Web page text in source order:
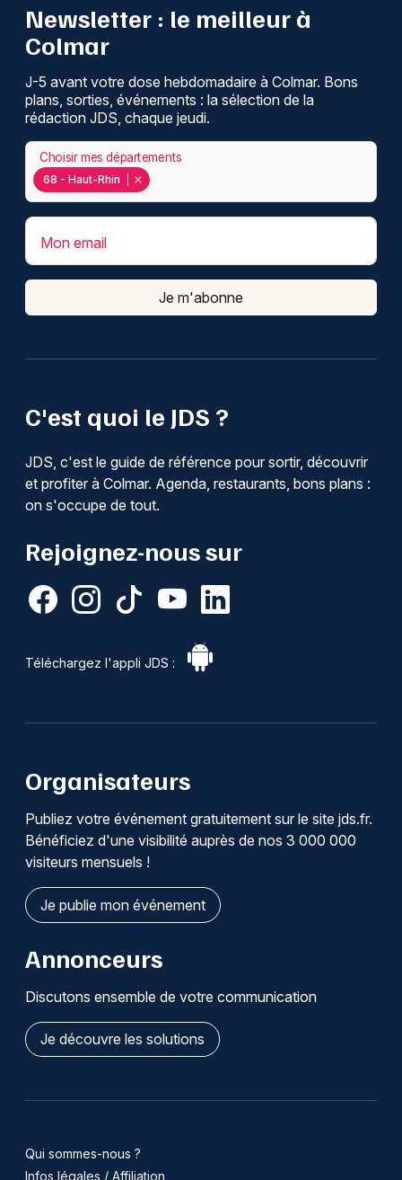
C'est quoi le JDS ?
JDS, c'est le guide de référence pour sortir, découvrir
et profiter à Colmar. Agenda, restaurants, bons plans :
on s'occupe de tout.
Rejoignez-nous sur
Téléchargez l'appli JDS :
Newsletter : le meilleur à
Colmar
J-5 avant votre dose hebdomadaire à Colmar. Bons
plans, sorties, événements : la sélection de la
rédaction JDS, chaque jeudi.
68 - Haut-Rhin
Choisir mes départements
Mon email
Je m'abonne
Organisateurs
Publiez votre événement gratuitement sur le site jds.fr.
Bénéficiez d'une visibilité auprès de nos 3 000 000
visiteurs mensuels !
Je publie mon événement
Annonceurs
Discutons ensemble de votre communication
Je découvre les solutions
Qui sommes-nous ?
Infos légales / Affiliation